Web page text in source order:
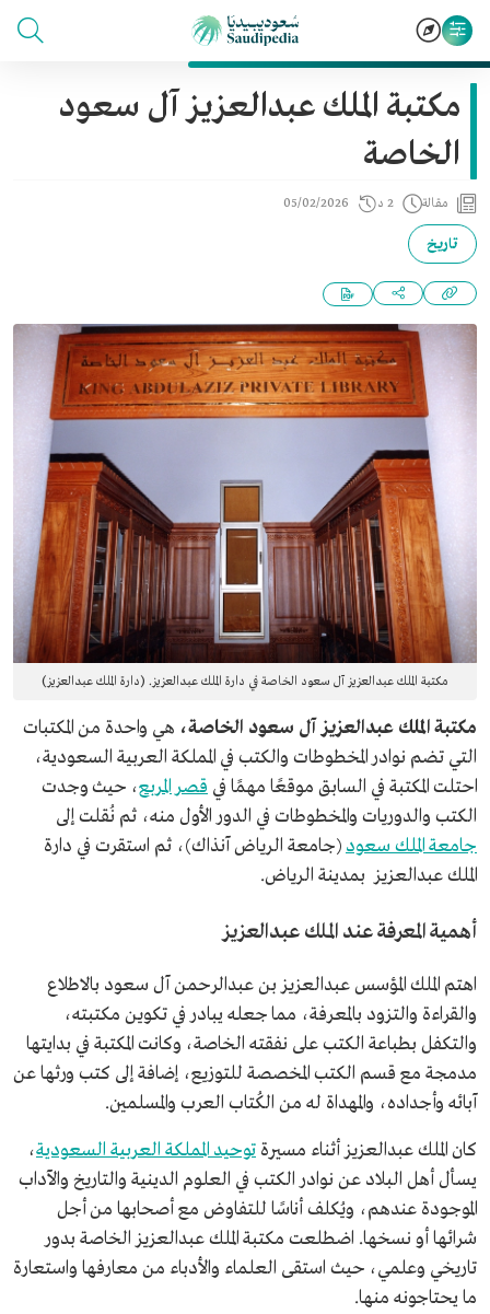
مكتبة الملك عبدالعزيز آل سعود
الخاصة
مقالة 2 د 05/02/2026
تاريخ
مكتبة الملك عبدالعزيز آل سعود الخاصة في دارة الملك عبدالعزيز. (دارة الملك عبدالعزيز)
مكتبة الملك عبدالعزيز آل سعود الخاصة، هي واحدة من المكتبات
التي تضم نوادر المخطوطات والكتب في المملكة العربية السعودية،
احتلت المكتبة في السابق موقعًا مهمًا في قصر المربع، حيث وجدت
الكتب والدوريات والمخطوطات في الدور الأول منه، ثم نُقلت إلى
جامعة الملك سعود (جامعة الرياض آنذاك)، ثم استقرت في دارة
الملك عبدالعزيز بمدينة الرياض.
أهمية المعرفة عند الملك عبدالعزيز
اهتم الملك المؤسس عبدالعزيز بن عبدالرحمن آل سعود بالاطلاع
والقراءة والتزود بالمعرفة، مما جعله يبادر في تكوين مكتبته،
والتكفل بطباعة الكتب على نفقته الخاصة، وكانت المكتبة في بدايتها
مدمجة مع قسم الكتب المخصصة للتوزيع، إضافة إلى كتب ورثها عن
آبائه وأجداده، والمهداة له من الكُتاب العرب والمسلمين.
كان الملك عبدالعزيز أثناء مسيرة توحيد المملكة العربية السعودية،
يسأل أهل البلاد عن نوادر الكتب في العلوم الدينية والتاريخ والآداب
الموجودة عندهم، ويُكلف أناسًا للتفاوض مع أصحابها من أجل
شرائها أو نسخها. اضطلعت مكتبة الملك عبدالعزيز الخاصة بدور
تاريخي وعلمي، حيث استقى العلماء والأدباء من معارفها واستعارة
ما يحتاجونه منها.